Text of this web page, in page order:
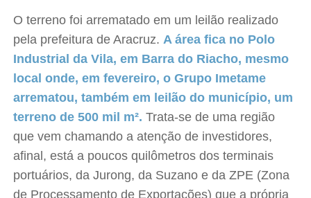
O terreno foi arrematado em um leilão realizado
pela prefeitura de Aracruz.A área fica no Polo
Industrial da Vila, em Barra do Riacho, mesmo
local onde, em fevereiro, o Grupo Imetame
arrematou, também em leilão do município, um
terreno de 500 mil m². Trata-se de uma região
que vem chamando a atenção de investidores,
afinal, está a poucos quilômetros dos terminais
portuários, da Jurong, da Suzano e da ZPE (Zona
de Processamento de Exportações) que a própria